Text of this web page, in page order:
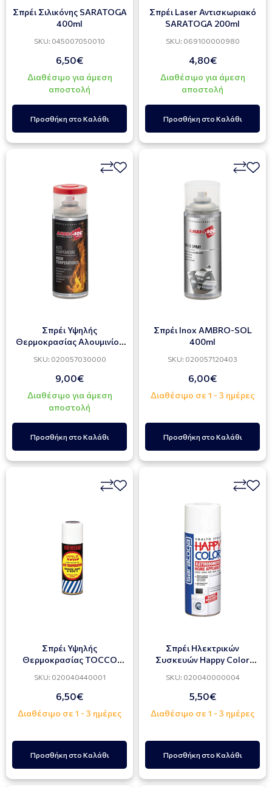
Σπρέι Σιλικόνης SARATOGA
400ml
SKU: 045007050010
6,50€
Διαθέσιμο για άμεση
αποστολή
Προσθήκη στο Καλάθι
Σπρέι Laser Αντισκωριακό
SARATOGA 200ml
SKU: 069100000980
4,80€
Διαθέσιμο για άμεση
αποστολή
Προσθήκη στο Καλάθι
Σπρέι Υψηλής
Θερμοκρασίας Αλουμινίου
SKU: 020057030000
9,00€
Διαθέσιμο για άμεση
αποστολή
Προσθήκη στο Καλάθι
Σπρέι Ιnox AMBRO-SOL
400ml
SKU: 020057120403
6,00€
Διαθέσιμο σε 1 - 3 ημέρες
Προσθήκη στο Καλάθι
Σπρέι Υψηλής
Θερμοκρασίας TOCCO
200ml
SKU: 020040440001
6,50€
Διαθέσιμο σε 1 - 3 ημέρες
Προσθήκη στο Καλάθι
Σπρέι Ηλεκτρικών
Συσκευών Happy Color
SKU: 020040000004
5,50€
Διαθέσιμο σε 1 - 3 ημέρες
Προσθήκη στο Καλάθι